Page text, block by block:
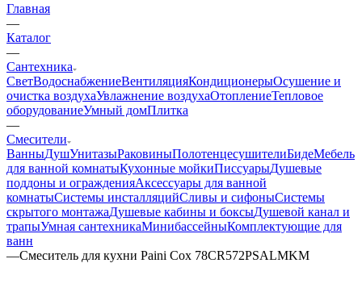
Главная
—
Каталог
—
Сантехника
СветВодоснабжениеВентиляцияКондиционерыОсушение и
очистка воздухаУвлажнение воздухаОтоплениеТепловое
оборудованиеУмный домПлитка
—
Смесители
ВанныДушУнитазыРаковиныПолотенцесушителиБидеМебель
для ванной комнатыКухонные мойкиПиссуарыДушевые
поддоны и огражденияАксессуары для ванной
комнатыСистемы инсталляцийСливы и сифоныСистемы
скрытого монтажаДушевые кабины и боксыДушевой канал и
трапыУмная сантехникаМинибассейныКомплектующие для
ванн
—Смеситель для кухни Paini Cox 78CR572PSALMKM